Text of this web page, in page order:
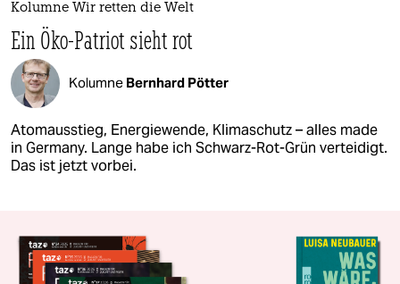
Kolumne Wir retten die Welt
Ein Öko-Patriot sieht rot
Kolumne Bernhard Pötter
Atomausstieg, Energiewende, Klimaschutz – alles made
in Germany. Lange habe ich Schwarz-Rot-Grün verteidigt.
Das ist jetzt vorbei.